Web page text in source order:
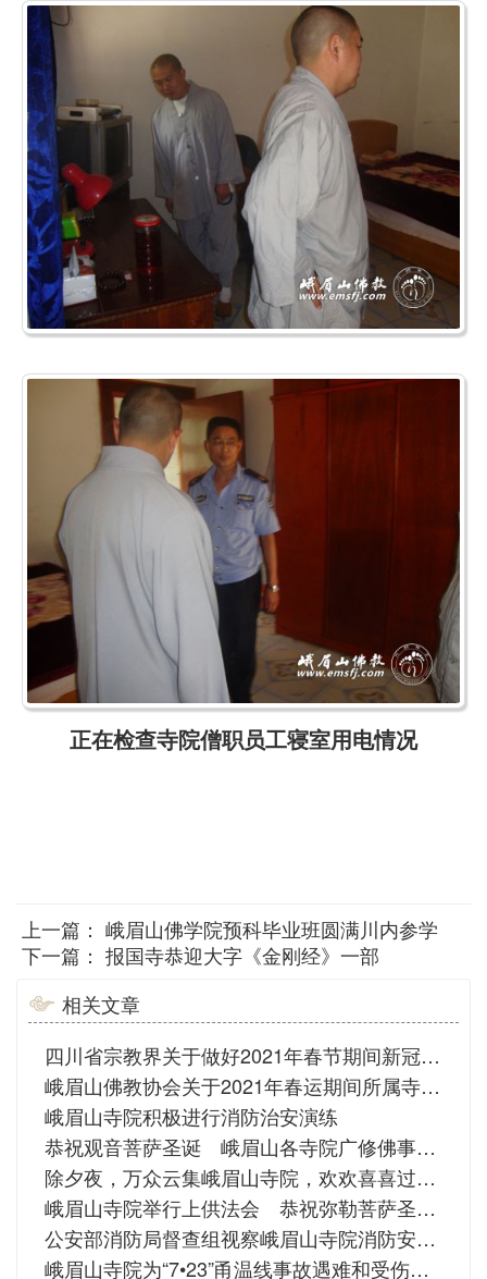
正在检查寺院僧职员工寝室用电情况
上一篇： 峨眉山佛学院预科毕业班圆满川内参学
下一篇： 报国寺恭迎大字《金刚经》一部
相关文章
四川省宗教界关于做好2021年春节期间新冠肺炎疫情防控的倡议书
峨眉山佛教协会关于2021年春运期间所属寺院实行“双暂停”的公告
峨眉山寺院积极进行消防治安演练
恭祝观音菩萨圣诞 峨眉山各寺院广修佛事供养
除夕夜，万众云集峨眉山寺院，欢欢喜喜过新年！
峨眉山寺院举行上供法会 恭祝弥勒菩萨圣诞 祈愿国泰民安
公安部消防局督查组视察峨眉山寺院消防安全工作情况
峨眉山寺院为“7•23”甬温线事故遇难和受伤同胞举行法会